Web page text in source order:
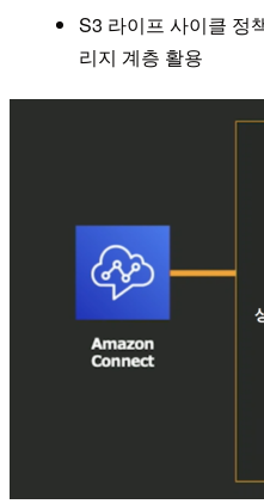
S3 라이프 사이클 정
리지 계층 활용